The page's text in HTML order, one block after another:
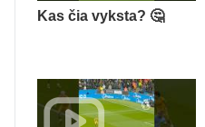
Kas čia vyksta? 🤔